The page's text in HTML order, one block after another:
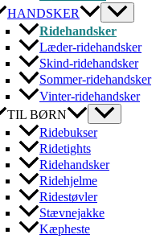
HANDSKER
Ridehandsker
Læder-ridehandsker
Skind-ridehandsker
Sommer-ridehandsker
Vinter-ridehandsker
TIL BØRN
Ridebukser
Ridetights
Ridehandsker
Ridehjelme
Ridestøvler
Stævnejakke
Kæpheste